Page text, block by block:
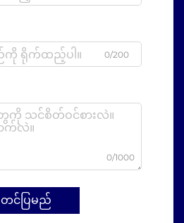
0/200
0/1000
တင်ပြမည်